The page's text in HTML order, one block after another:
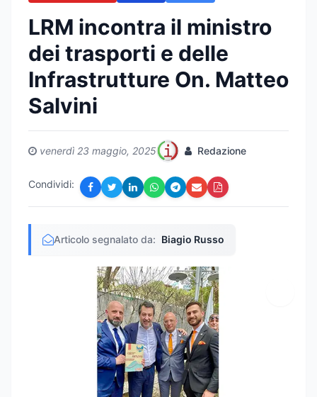
LRM incontra il ministro
dei trasporti e delle
Infrastrutture On. Matteo
Salvini
venerdì 23 maggio, 2025 Redazione
Condividi:
Articolo segnalato da: Biagio Russo